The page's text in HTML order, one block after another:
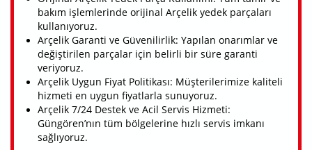
bakım işlemlerinde orijinal Arçelik yedek parçaları
kullanıyoruz.
Arçelik Garanti ve Güvenilirlik: Yapılan onarımlar ve
değiştirilen parçalar için belirli bir süre garanti
veriyoruz.
Arçelik Uygun Fiyat Politikası: Müşterilerimize kaliteli
hizmeti en uygun fiyatlarla sunuyoruz.
Arçelik 7/24 Destek ve Acil Servis Hizmeti:
Güngören’nın tüm bölgelerine hızlı servis imkanı
sağlıyoruz.